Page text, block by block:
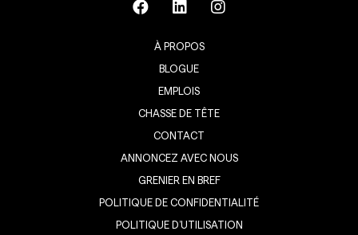
À PROPOS
BLOGUE
EMPLOIS
CHASSE DE TÊTE
CONTACT
ANNONCEZ AVEC NOUS
GRENIER EN BREF
POLITIQUE DE CONFIDENTIALITÉ
POLITIQUE D’UTILISATION